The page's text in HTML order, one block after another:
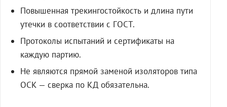
Повышенная трекингостойкость и длина пути
утечки в соответствии с ГОСТ.
Протоколы испытаний и сертификаты на
каждую партию.
Не являются прямой заменой изоляторов типа
ОСК — сверка по КД обязательна.